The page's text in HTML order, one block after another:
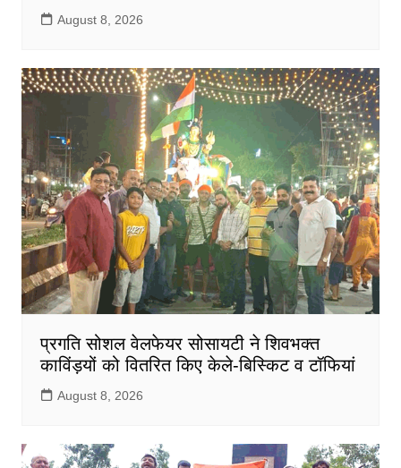
August 8, 2026
प्रगति सोशल वेलफेयर सोसायटी ने शिवभक्त
काविंड़यों को वितरित किए केले-बिस्किट व टॉफियां
August 8, 2026